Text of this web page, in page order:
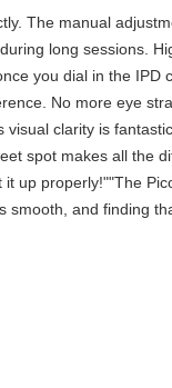
The manual
long sessions.
you dial in the IPD
No more eye
clarity is
spot makes all the
up properly!""The
smooth, and finding